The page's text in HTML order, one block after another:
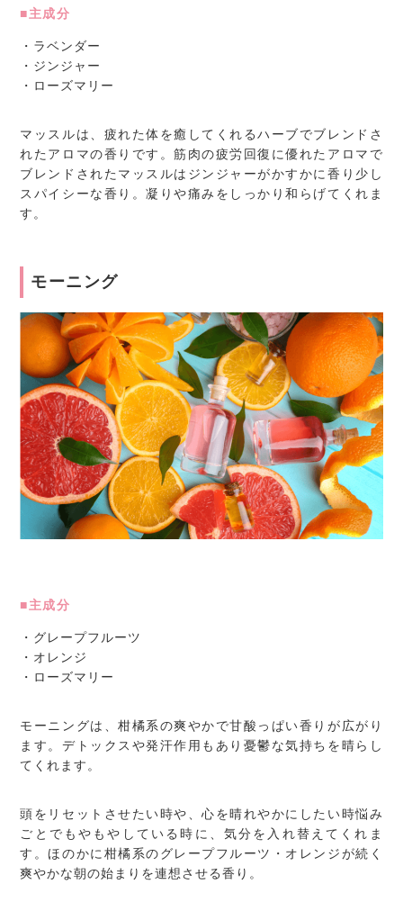
■主成分
・ラベンダー
・ジンジャー
・ローズマリー
マッスルは、疲れた体を癒してくれるハーブでブレンドさ
れたアロマの香りです。筋肉の疲労回復に優れたアロマで
ブレンドされたマッスルはジンジャーがかすかに香り少し
スパイシーな香り。凝りや痛みをしっかり和らげてくれま
す。
モーニング
■主成分
・グレープフルーツ
・オレンジ
・ローズマリー
モーニングは、柑橘系の爽やかで甘酸っぱい香りが広がり
ます。デトックスや発汗作用もあり憂鬱な気持ちを晴らし
てくれます。
頭をリセットさせたい時や、心を晴れやかにしたい時悩み
ごとでもやもやしている時に、気分を入れ替えてくれま
す。ほのかに柑橘系のグレープフルーツ・オレンジが続く
爽やかな朝の始まりを連想させる香り。